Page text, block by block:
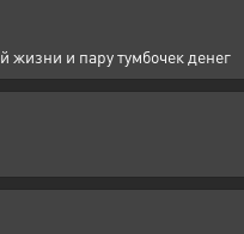
жизни и пару тумбочек денег